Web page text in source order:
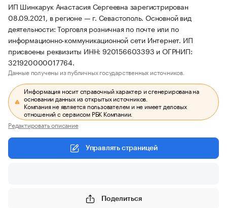
ИП Шинкарук Анастасия Сергеевна зарегистрирован
08.09.2021, в регионе — г. Севастополь. Основной вид
деятельности: Торговля розничная по почте или по
информационно-коммуникационной сети Интернет. ИП
присвоены реквизиты ИНН: 920156603393 и ОГРНИП:
321920000017764.
Данные получены из публичных государственных источников.
Информация носит справочный характер и сгенерирована на
основании данных из открытых источников.
Компания не является пользователем и не имеет деловых
отношений с сервисом РБК Компании.
Редактировать описание
Управлять страницей
Поделиться